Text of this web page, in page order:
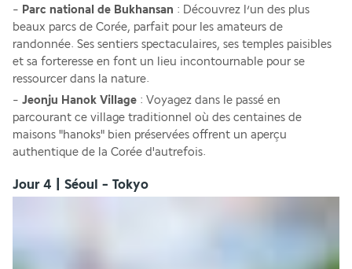
- Parc national de Bukhansan : Découvrez l’un des plus
beaux parcs de Corée, parfait pour les amateurs de
randonnée. Ses sentiers spectaculaires, ses temples paisibles
et sa forteresse en font un lieu incontournable pour se
ressourcer dans la nature.
- Jeonju Hanok Village : Voyagez dans le passé en
parcourant ce village traditionnel où des centaines de
maisons "hanoks" bien préservées offrent un aperçu
authentique de la Corée d'autrefois.
Jour 4 | Séoul - Tokyo